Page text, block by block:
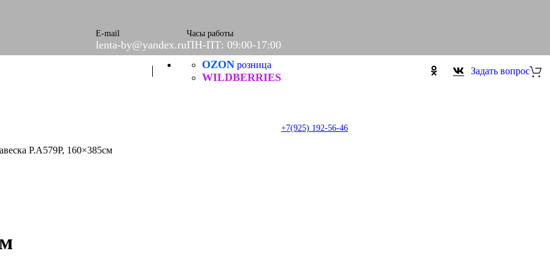
E-mail
lenta-by@yandex.ru
Часы работы
ПН-ПТ: 09:00-17:00
+7(925) 192-56-46
OZON розница
WILDBERRIES
Задать вопрос
Р.А579Р, 160×385см